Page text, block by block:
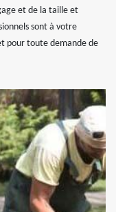
et de la taille et
sont à votre
pour toute demande de